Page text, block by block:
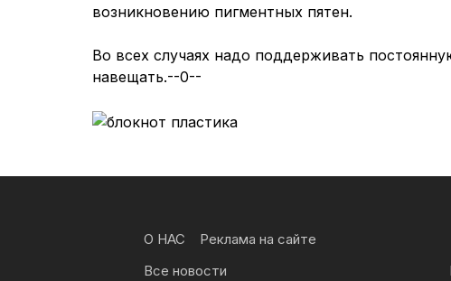
возникновению пигментных пятен.
Во всех случаях надо поддерживать
навещать.--0--
О НАС
Реклама на сайте
Все новости